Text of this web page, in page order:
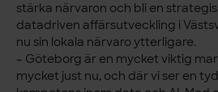
stärka närvaron och bli en
datadriven affärsutveckling i
nu sin lokala närvaro ytterligare.
– Göteborg är en mycket viktig
mycket just nu, och där vi ser en